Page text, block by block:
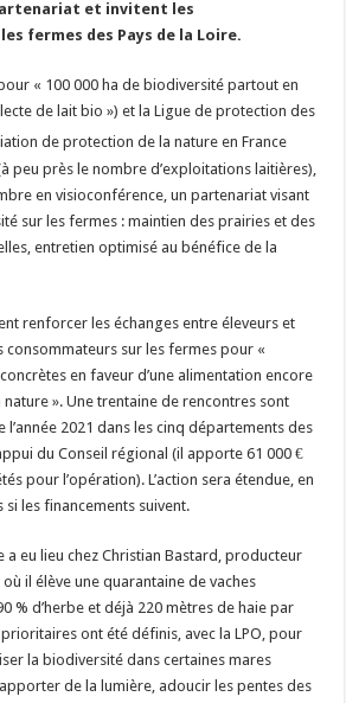
Lactalis
et invitent les
fermes des Pays de la Loire.
« 100 000 ha de biodiversité partout en
de lait bio ») et la Ligue de protection des
de protection de la nature en France
peu près le nombre d’exploitations laitières),
en visioconférence, un partenariat visant
sur les fermes : maintien des prairies et des
entretien optimisé au bénéfice de la
renforcer les échanges entre éleveurs et
consommateurs sur les fermes pour «
en faveur d’une alimentation encore
». Une trentaine de rencontres sont
l’année 2021 dans les cinq départements des
du Conseil régional (il apporte 61 000 €
pour l’opération). L’action sera étendue, en
si les financements suivent.
eu lieu chez Christian Bastard, producteur
il élève une quarantaine de vaches
% d’herbe et déjà 220 mètres de haie par
ont été définis, avec la LPO, pour
la biodiversité dans certaines mares
de la lumière, adoucir les pentes des